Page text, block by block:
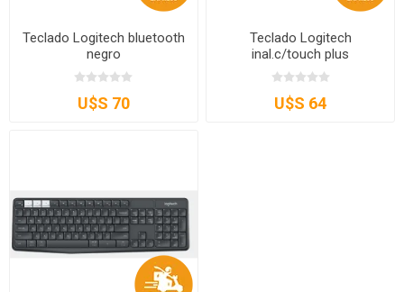
Teclado Logitech bluetooth
negro
U$S 70
Teclado Logitech
inal.c/touch plus
U$S 64